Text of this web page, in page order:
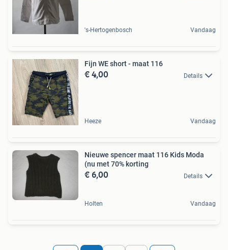
's-Hertogenbosch Vandaag
Fijn WE short - maat 116
€ 4,00 Details
Heeze Vandaag
Nieuwe spencer maat 116 Kids Moda
(nu met 70% korting
€ 6,00 Details
Holten Vandaag